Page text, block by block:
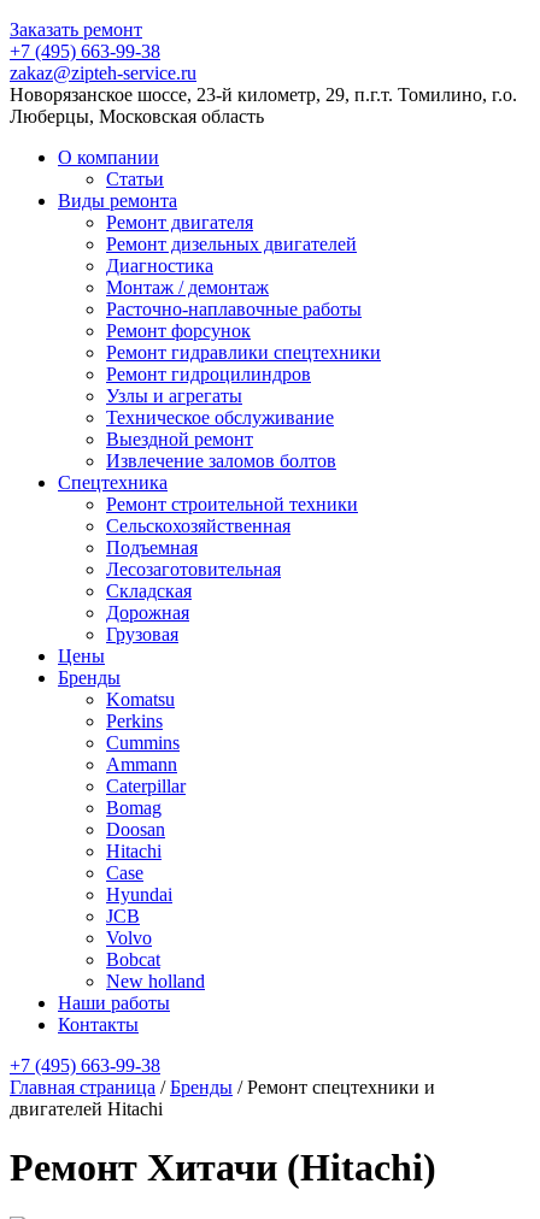
Заказать ремонт
+7 (495) 663-99-38
zakaz@zipteh-service.ru
Новорязанское шоссе, 23-й километр, 29, п.г.т. Томилино, г.о.
Люберцы, Московская область
О компании
Статьи
Виды ремонта
Ремонт двигателя
Ремонт дизельных двигателей
Диагностика
Монтаж / демонтаж
Расточно-наплавочные работы
Ремонт форсунок
Ремонт гидравлики спецтехники
Ремонт гидроцилиндров
Узлы и агрегаты
Техническое обслуживание
Выездной ремонт
Извлечение заломов болтов
Спецтехника
Ремонт строительной техники
Сельскохозяйственная
Подъемная
Лесозаготовительная
Складская
Дорожная
Грузовая
Цены
Бренды
Komatsu
Perkins
Cummins
Ammann
Caterpillar
Bomag
Doosan
Hitachi
Case
Hyundai
JCB
Volvo
Bobcat
New holland
Наши работы
Контакты
+7 (495) 663-99-38
Главная страница /Бренды /Ремонт спецтехники и
двигателей Hitachi
Ремонт Хитачи (Hitachi)